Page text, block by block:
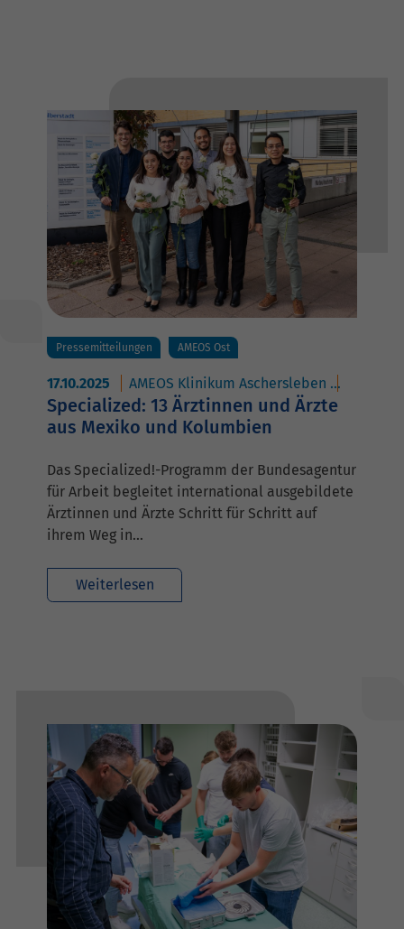
Pressemitteilungen AMEOS Ost
17.10.2025 AMEOS Klinikum Aschersleben
Specialized: 13 Ärztinnen und Ärzte
aus Mexiko und Kolumbien
Das Specialized!-Programm der Bundesagentur
für Arbeit begleitet international ausgebildete
Ärztinnen und Ärzte Schritt für Schritt auf
ihrem Weg in…
Weiterlesen